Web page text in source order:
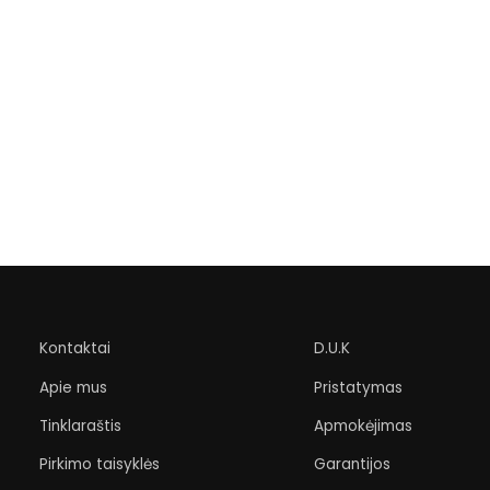
Kontaktai
Apie mus
Tinklaraštis
Pirkimo taisyklės
D.U.K
Pristatymas
Apmokėjimas
Garantijos